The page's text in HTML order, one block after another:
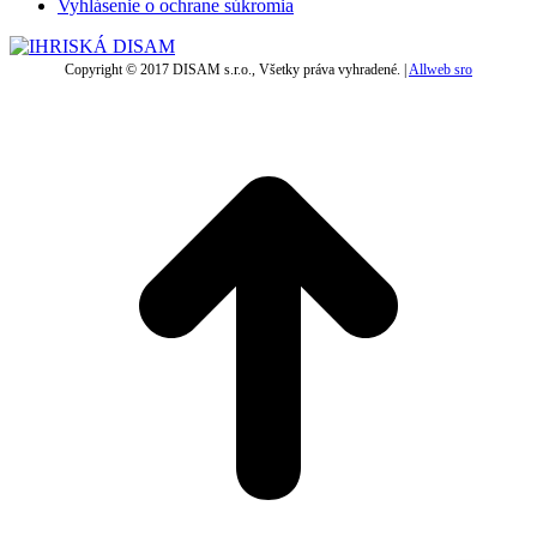
Vyhlásenie o ochrane súkromia
Copyright © 2017 DISAM s.r.o., Všetky práva vyhradené. | Allweb sro